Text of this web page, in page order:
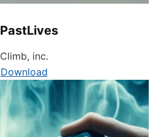
PastLives
Climb, inc.
Download